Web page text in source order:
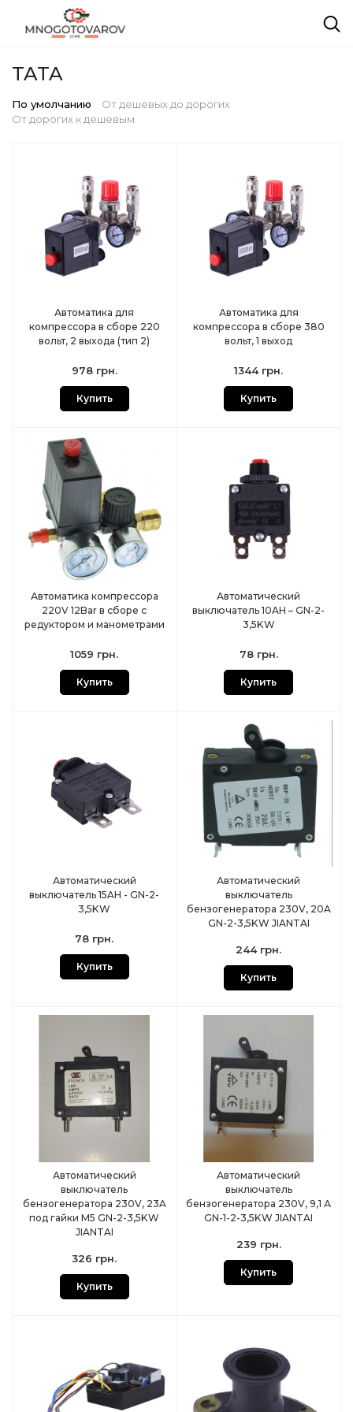
TATA
По умолчанию
От дешевых до дорогих
От дорогих к дешевым
Автоматика для
компрессора в сборе 220
вольт, 2 выхода (тип 2)
978 грн.
Купить
Автоматика для
компрессора в сборе 380
вольт, 1 выход
1344 грн.
Купить
Автоматика компрессора
220V 12Bar в сборе с
редуктором и манометрами
1059 грн.
Купить
Автоматический
выключатель 10AH – GN-2-
3,5KW
78 грн.
Купить
Автоматический
выключатель 15AH - GN-2-
3,5KW
78 грн.
Купить
Автоматический
выключатель
бензогенератора 230V, 20A
GN-2-3,5KW JIANTAI
244 грн.
Купить
Автоматический
выключатель
бензогенератора 230V, 23A
под гайки М5 GN-2-3,5KW
JIANTAI
326 грн.
Купить
Автоматический
выключатель
бензогенератора 230V, 9,1 А
GN-1-2-3,5KW JIANTAI
239 грн.
Купить